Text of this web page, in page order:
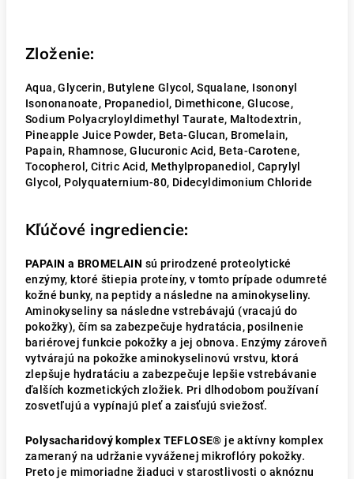
Zloženie:
Aqua, Glycerin, Butylene Glycol, Squalane, Isononyl
Isononanoate, Propanediol, Dimethicone, Glucose,
Sodium Polyacryloyldimethyl Taurate, Maltodextrin,
Pineapple Juice Powder, Beta-Glucan, Bromelain,
Papain, Rhamnose, Glucuronic Acid, Beta-Carotene,
Tocopherol, Citric Acid, Methylpropanediol, Caprylyl
Glycol, Polyquaternium-80, Didecyldimonium Chloride
Kľúčové ingrediencie:
PAPAIN a BROMELAIN sú prirodzené proteolytické
enzýmy, ktoré štiepia proteíny, v tomto prípade odumreté
kožné bunky, na peptidy a následne na aminokyseliny.
Aminokyseliny sa následne vstrebávajú (vracajú do
pokožky), čím sa zabezpečuje hydratácia, posilnenie
bariérovej funkcie pokožky a jej obnova. Enzýmy zároveň
vytvárajú na pokožke aminokyselinovú vrstvu, ktorá
zlepšuje hydratáciu a zabezpečuje lepšie vstrebávanie
ďalších kozmetických zložiek. Pri dlhodobom používaní
zosvetľujú a vypínajú pleť a zaisťujú sviežosť.
Polysacharidový komplex TEFLOSE® je aktívny komplex
zameraný na udržanie vyváženej mikroflóry pokožky.
Preto je mimoriadne žiaduci v starostlivosti o aknóznu